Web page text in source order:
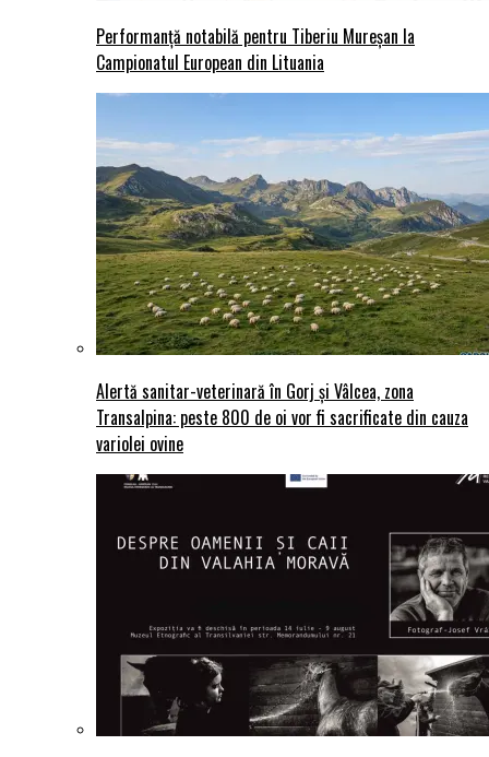
Performanță notabilă pentru Tiberiu Mureșan la
Campionatul European din Lituania
Alertă sanitar-veterinară în Gorj și Vâlcea, zona
Transalpina: peste 800 de oi vor fi sacrificate din cauza
variolei ovine